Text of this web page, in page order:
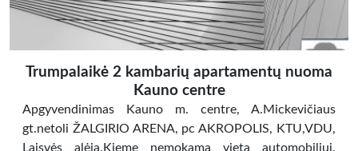
Trumpalaikė 2 kambarių apartamentų nuoma
Kauno centre
Apgyvendinimas Kauno m. centre, A.Mickevičiaus
gt.netoli ŽALGIRIO ARENA, pc AKROPOLIS, KTU,VDU,
Laisvės alėja.Kieme nemokama vieta automobiliui.